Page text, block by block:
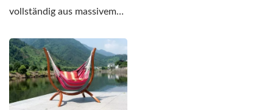
vollständig aus massivem